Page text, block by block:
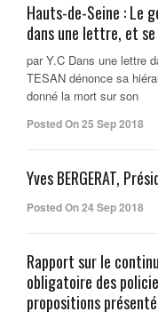
Hauts-de-Seine : Le
dans une lettre, et
par Y.C Dans une lettre
TESAN dénonce sa
donné la mort sur son
Posted On 25 Sep 2018
Yves BERGERAT,
Posted On 24 Sep 2018
Rapport sur le
obligatoire des
propositions